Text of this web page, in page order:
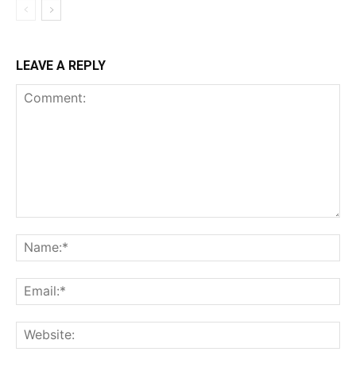
LEAVE A REPLY